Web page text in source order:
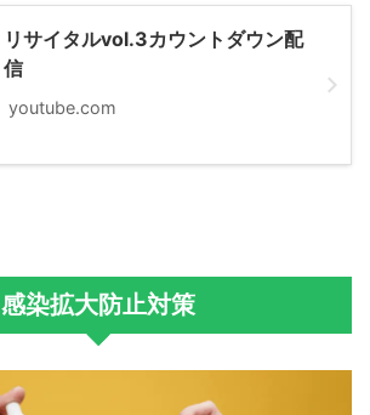
リサイタルvol.3カウントダウン配
信
youtube.com
感染拡大防止対策